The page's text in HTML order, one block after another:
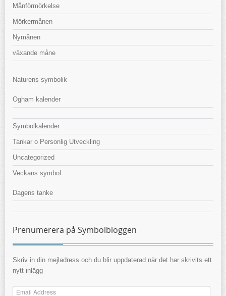
Månförmörkelse
Mörkermånen
Nymånen
växande måne
Naturens symbolik
Ogham kalender
Symbolkalender
Tankar o Personlig Utveckling
Uncategorized
Veckans symbol
Dagens tanke
Prenumerera på Symbolbloggen
Skriv in din mejladress och du blir uppdaterad när det har skrivits ett
nytt inlägg
Email